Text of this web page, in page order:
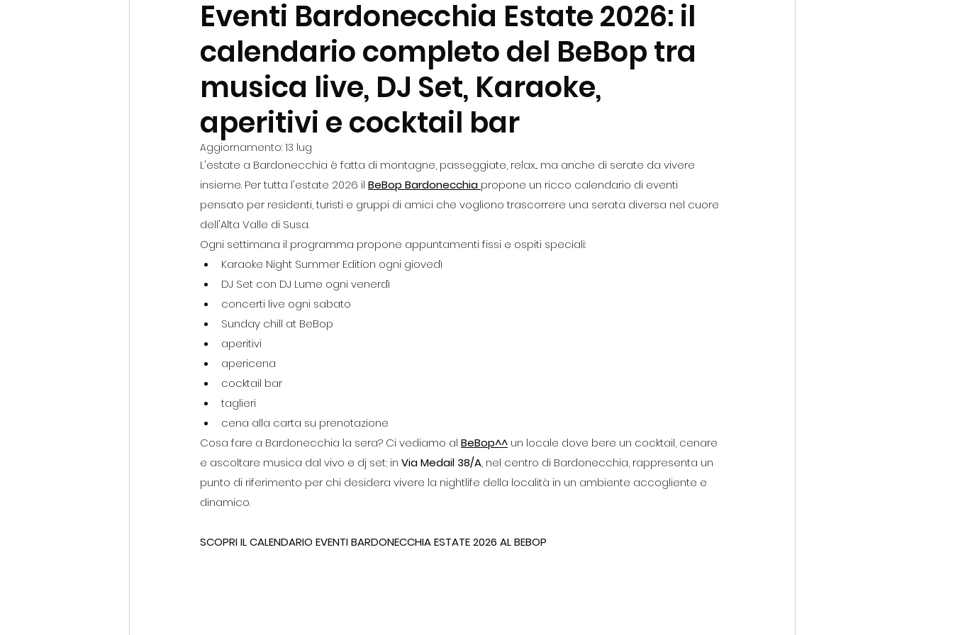
Eventi Bardonecchia Estate 2026: il
calendario completo del BeBop tra
musica live, DJ Set, Karaoke,
aperitivi e cocktail bar
Aggiornamento: 13 lug
L'estate a Bardonecchia è fatta di montagne, passeggiate, relax... ma anche di serate da vivere
insieme. Per tutta l'estate 2026 il BeBop Bardonecchia propone un ricco calendario di eventi
pensato per residenti, turisti e gruppi di amici che vogliono trascorrere una serata diversa nel cuore
dell'Alta Valle di Susa.
Ogni settimana il programma propone appuntamenti fissi e ospiti speciali:
Karaoke Night Summer Edition ogni giovedì
DJ Set con DJ Lume ogni venerdì
concerti live ogni sabato
Sunday chill at BeBop
aperitivi
apericena
cocktail bar
taglieri
cena alla carta su prenotazione
Cosa fare a Bardonecchia la sera? Ci vediamo al BeBop^^ un locale dove bere un cocktail, cenare
e ascoltare musica dal vivo e dj set; in Via Medail 38/A, nel centro di Bardonecchia, rappresenta un
punto di riferimento per chi desidera vivere la nightlife della località in un ambiente accogliente e
dinamico.
SCOPRI IL CALENDARIO EVENTI BARDONECCHIA ESTATE 2026 AL BEBOP